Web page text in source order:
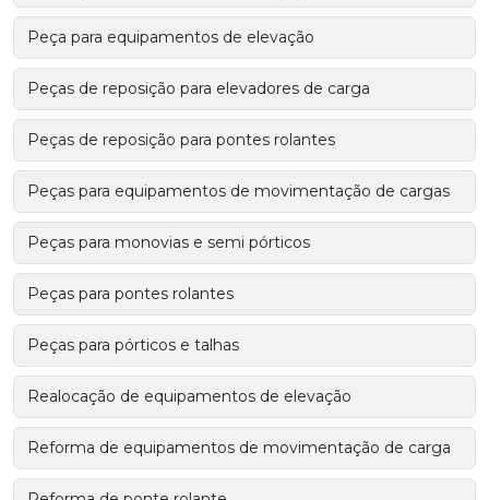
Peça para equipamentos de elevação
Peças de reposição para elevadores de carga
Peças de reposição para pontes rolantes
Peças para equipamentos de movimentação de cargas
Peças para monovias e semi pórticos
Peças para pontes rolantes
Peças para pórticos e talhas
Realocação de equipamentos de elevação
Reforma de equipamentos de movimentação de carga